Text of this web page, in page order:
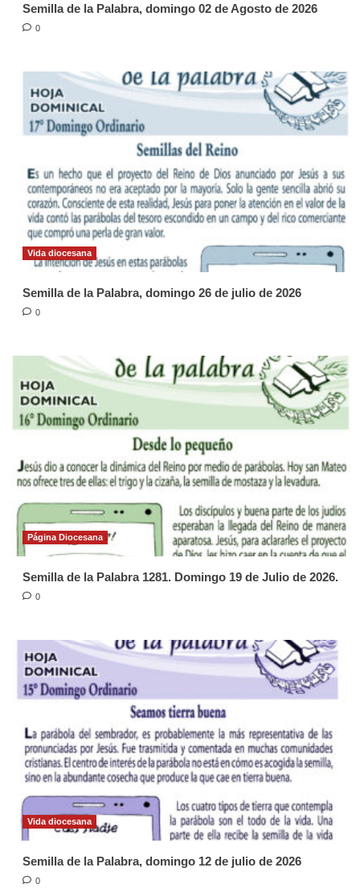
Semilla de la Palabra, domingo 02 de Agosto de 2026
0
Vida diocesana
Semilla de la Palabra, domingo 26 de julio de 2026
0
Página Diocesana
Semilla de la Palabra 1281. Domingo 19 de Julio de 2026.
0
Vida diocesana
Semilla de la Palabra, domingo 12 de julio de 2026
0